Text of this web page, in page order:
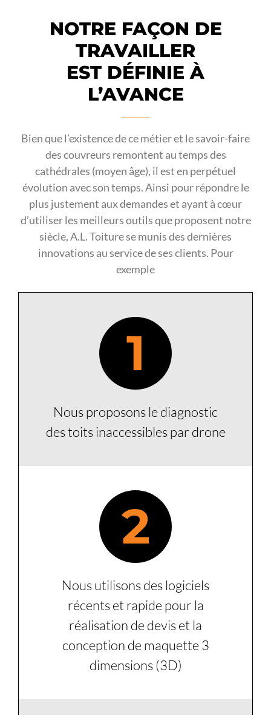
NOTRE FAÇON DE
TRAVAILLER
EST DÉFINIE À
L’AVANCE
Bien que l’existence de ce métier et le savoir-faire
des couvreurs remontent au temps des
cathédrales (moyen âge), il est en perpétuel
évolution avec son temps. Ainsi pour répondre le
plus justement aux demandes et ayant à cœur
d’utiliser les meilleurs outils que proposent notre
siècle, A.L. Toiture se munis des dernières
innovations au service de ses clients. Pour
exemple
1
Nous proposons le diagnostic
des toits inaccessibles par drone
2
Nous utilisons des logiciels
récents et rapide pour la
réalisation de devis et la
conception de maquette 3
dimensions (3D)